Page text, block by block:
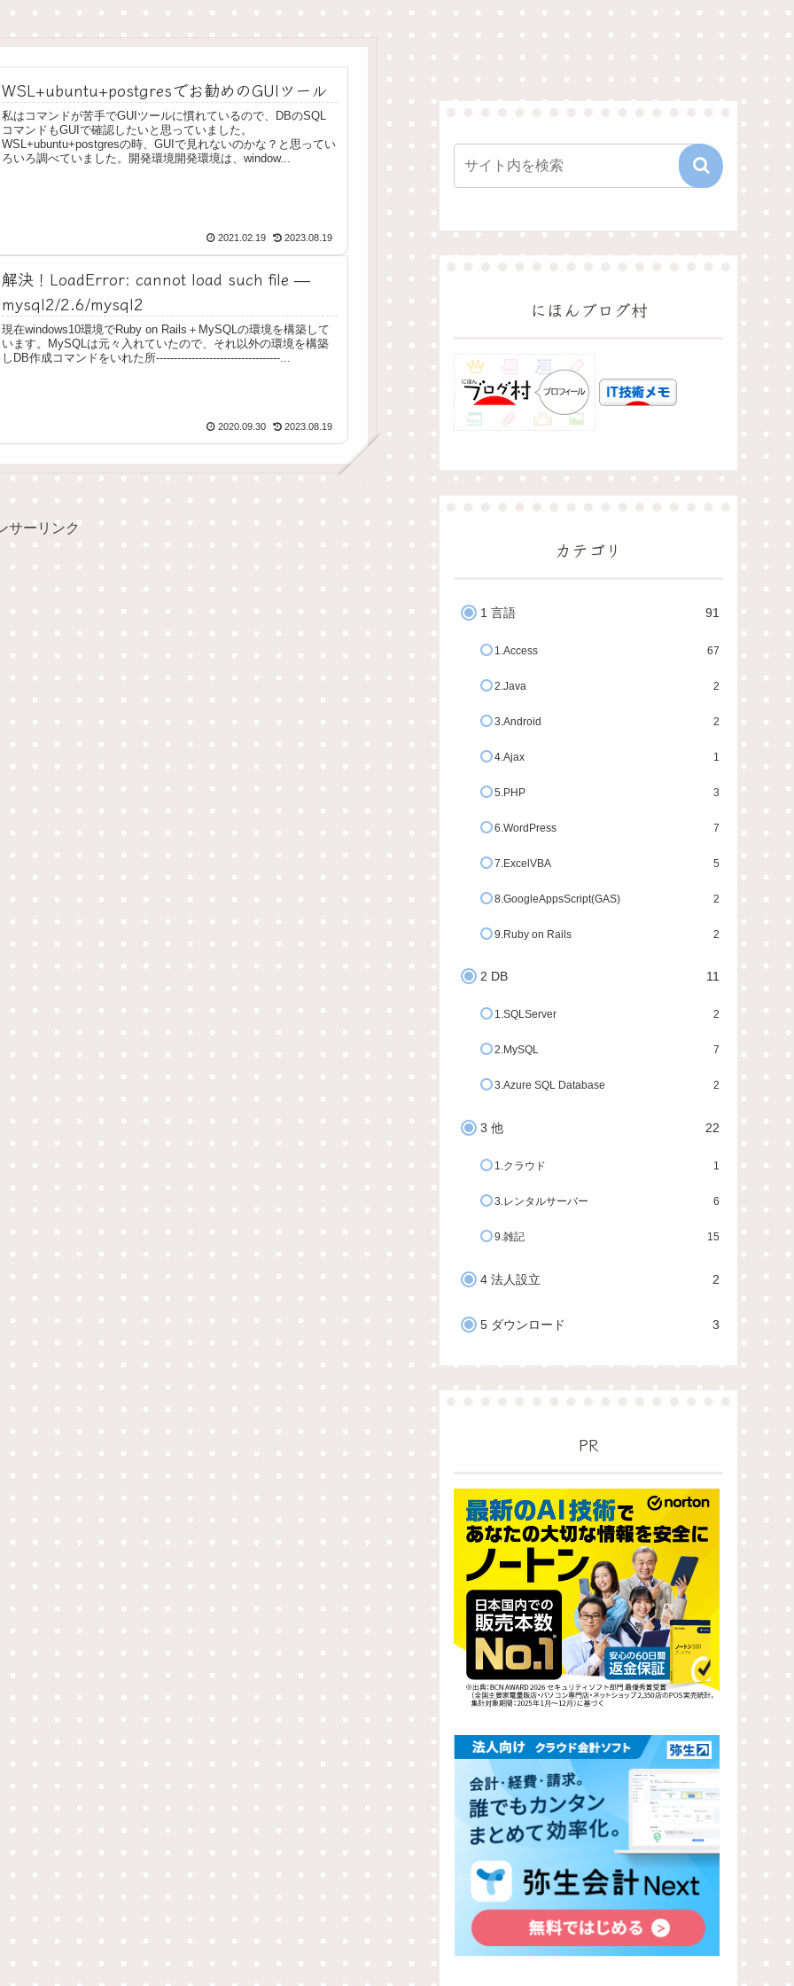
WSL+ubuntu+postgresでお勧めのGUIツール
私はコマンドが苦手でGUIツールに慣れているので、DBのSQL
コマンドもGUIで確認したいと思っていました。
WSL+ubuntu+postgresの時、GUIで見れないのかな？と思ってい
ろいろ調べていました。開発環境開発環境は、window...
2021.02.19 2023.08.19
解決！LoadError: cannot load such file —
mysql2/2.6/mysql2
現在windows10環境でRuby on Rails＋MySQLの環境を構築して
います。MySQLは元々入れていたので、それ以外の環境を構築
しDB作成コマンドをいれた所-----------------------------------...
2020.09.30 2023.08.19
サーリンク
にほんブログ村
カテゴリ
1 言語 91
1.Access 67
2.Java 2
3.Android 2
4.Ajax 1
5.PHP 3
6.WordPress 7
7.ExcelVBA 5
8.GoogleAppsScript(GAS) 2
9.Ruby on Rails 2
2 DB 11
1.SQLServer 2
2.MySQL 7
3.Azure SQL Database 2
3 他 22
1.クラウド 1
3.レンタルサーバー 6
9.雑記 15
4 法人設立 2
5 ダウンロード 3
PR